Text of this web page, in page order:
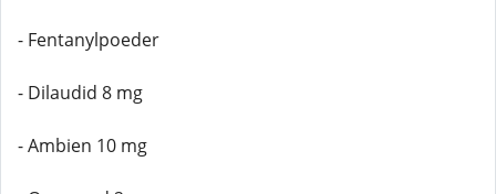
- Fentanylpoeder
- Dilaudid 8 mg
- Ambien 10 mg